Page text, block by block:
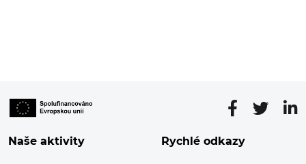
Naše aktivity Rychlé odkazy